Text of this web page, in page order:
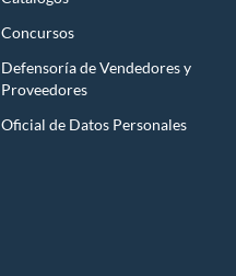
Concursos
Defensoría de Vendedores y
Proveedores
Oficial de Datos Personales